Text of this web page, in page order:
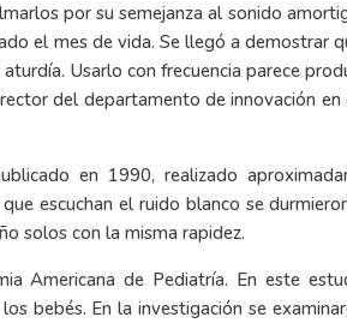
por su semejanza al sonido
el mes de vida. Se llegó a demostrar
Usarlo con frecuencia parece
del departamento de innovación
en 1990, realizado
escuchan el ruido blanco se
solos con la misma rapidez.
Americana de Pediatría. En este
bebés. En la investigación se